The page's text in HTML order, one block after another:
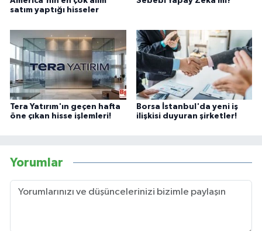
satım yaptığı hisseler
Tera Yatırım'ın geçen hafta
öne çıkan hisse işlemleri!
Borsa İstanbul'da yeni iş
ilişkisi duyuran şirketler!
Yorumlar